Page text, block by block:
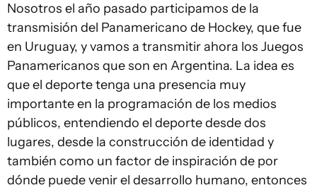
Nosotros el año pasado participamos de la
transmisión del Panamericano de Hockey, que fue
en Uruguay, y vamos a transmitir ahora los Juegos
Panamericanos que son en Argentina. La idea es
que el deporte tenga una presencia muy
importante en la programación de los medios
públicos, entendiendo el deporte desde dos
lugares, desde la construcción de identidad y
también como un factor de inspiración de por
dónde puede venir el desarrollo humano, entonces